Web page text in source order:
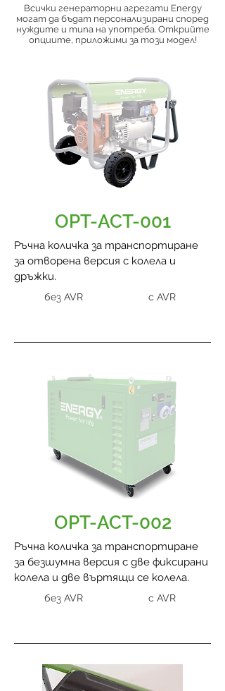
Всички генераторни агрегати Energy
могат да бъдат персонализирани според
нуждите и типа на употреба. Открийте
опциите, приложими за този модел!
OPT-ACT-001
Ръчна количка за транспортиране
за отворена версия с колела и
дръжки.
без AVR с AVR
OPT-ACT-002
Ръчна количка за транспортиране
за безшумна версия с две фиксирани
колела и две въртящи се колела.
без AVR с AVR